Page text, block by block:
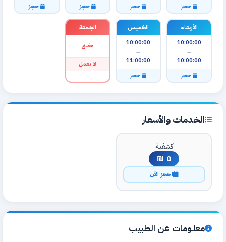
حجز
حجز
حجز
حجز
الأربعاء
10:00:00
—
10:00:00
حجز
الخميس
10:00:00
—
11:00:00
حجز
الجمعة
مغلق
لا يعمل
الخدمات والأسعار
كشفية
0 ₪
احجز الآن
معلومات عن الطبيب